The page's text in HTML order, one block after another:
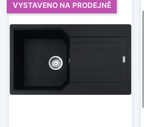
VYSTAVENO NA PRODEJNĚ